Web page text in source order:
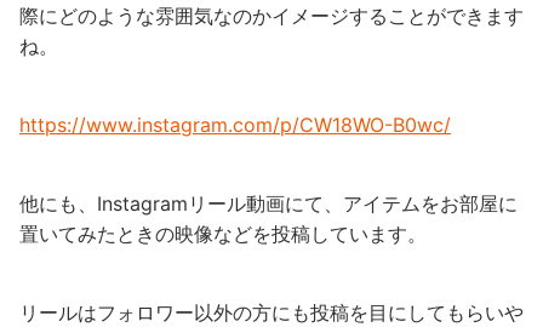
際にどのような雰囲気なのかイメージすることができます
ね。
https://www.instagram.com/p/CW18WO-B0wc/
他にも、Instagramリール動画にて、アイテムをお部屋に
置いてみたときの映像などを投稿しています。
リールはフォロワー以外の方にも投稿を目にしてもらいや